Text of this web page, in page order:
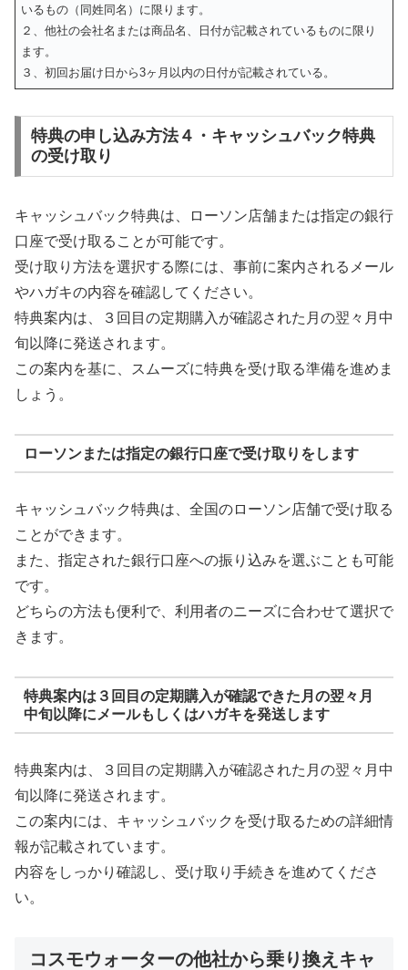
いるもの（同姓同名）に限ります。
２、他社の会社名または商品名、日付が記載されているものに限り
ます。
３、初回お届け日から3ヶ月以内の日付が記載されている。
特典の申し込み方法４・キャッシュバック特典
の受け取り
キャッシュバック特典は、ローソン店舗または指定の銀行
口座で受け取ることが可能です。
受け取り方法を選択する際には、事前に案内されるメール
やハガキの内容を確認してください。
特典案内は、３回目の定期購入が確認された月の翌々月中
旬以降に発送されます。
この案内を基に、スムーズに特典を受け取る準備を進めま
しょう。
ローソンまたは指定の銀行口座で受け取りをします
キャッシュバック特典は、全国のローソン店舗で受け取る
ことができます。
また、指定された銀行口座への振り込みを選ぶことも可能
です。
どちらの方法も便利で、利用者のニーズに合わせて選択で
きます。
特典案内は３回目の定期購入が確認できた月の翌々月
中旬以降にメールもしくはハガキを発送します
特典案内は、３回目の定期購入が確認された月の翌々月中
旬以降に発送されます。
この案内には、キャッシュバックを受け取るための詳細情
報が記載されています。
内容をしっかり確認し、受け取り手続きを進めてくださ
い。
コスモウォーターの他社から乗り換えキャ